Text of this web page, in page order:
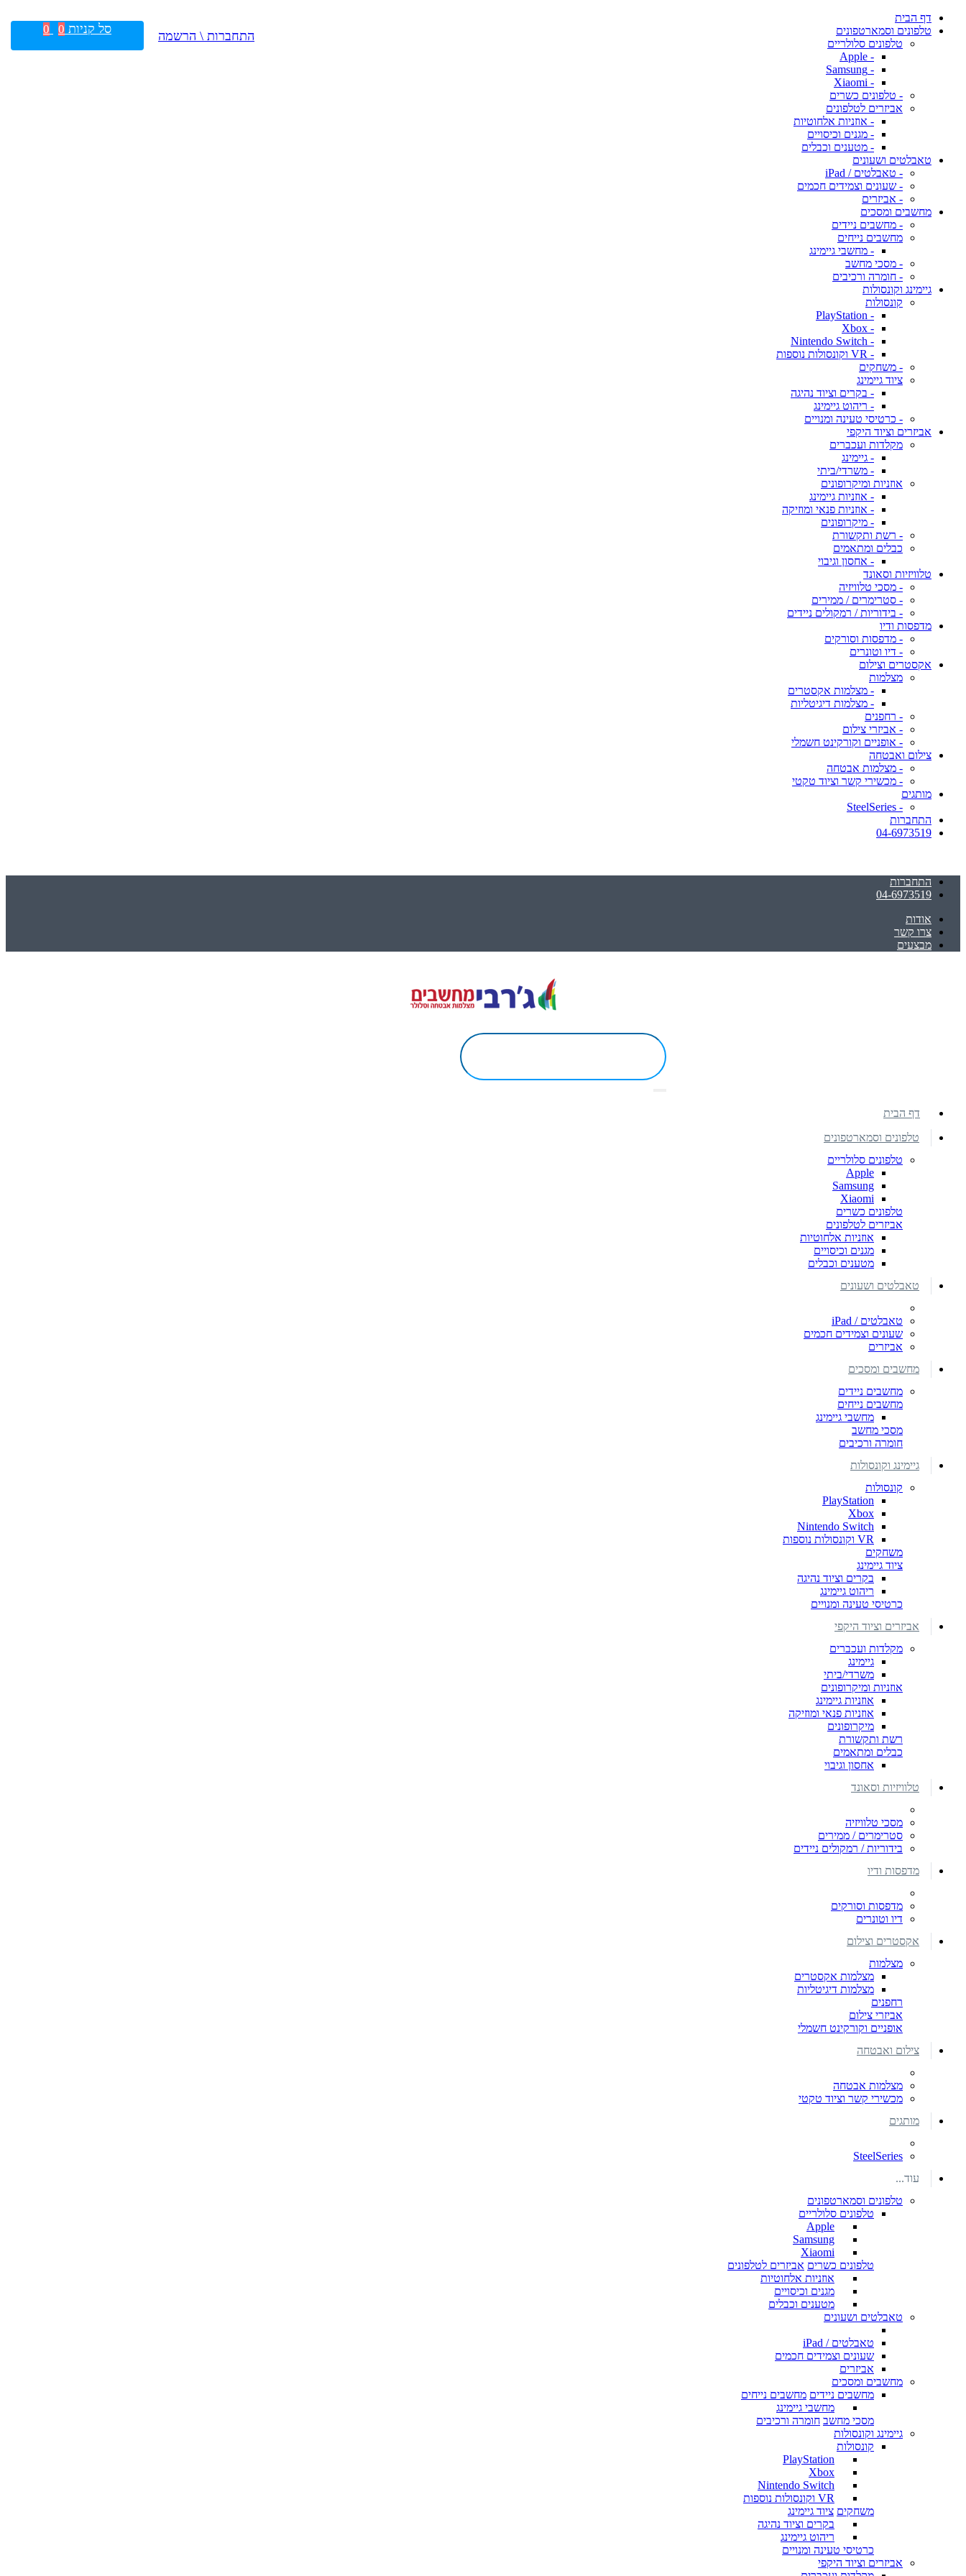
דף הבית
טלפונים וסמארטפונים
טלפונים סלולריים
- Apple
- Samsung
- Xiaomi
- טלפונים כשרים
אביזרים לטלפונים
- אוזניות אלחוטיות
- מגנים וכיסויים
- מטענים וכבלים
טאבלטים ושעונים
- טאבלטים / iPad
- שעונים וצמידים חכמים
- אביזרים
מחשבים ומסכים
- מחשבים ניידים
מחשבים נייחים
- מחשבי גיימינג
- מסכי מחשב
- חומרה ורכיבים
גיימינג וקונסולות
קונסולות
- PlayStation
- Xbox
- Nintendo Switch
- VR וקונסולות נוספות
- משחקים
ציוד גיימינג
- בקרים וציוד נהיגה
- ריהוט גיימינג
- כרטיסי טעינה ומנויים
אביזרים וציוד היקפי
מקלדות ועכברים
- גיימינג
- משרדי/ביתי
אוזניות ומיקרופונים
- אוזניות גיימינג
- אוזניות פנאי ומוזיקה
- מיקרופונים
- רשת ותקשורת
כבלים ומתאמים
- אחסון וגיבוי
טלוויזיות וסאונד
- מסכי טלוויזיה
- סטרימרים / ממירים
- בידוריות / רמקולים ניידים
מדפסות ודיו
- מדפסות וסורקים
- דיו וטונרים
אקסטרים וצילום
מצלמות
- מצלמות אקסטרים
- מצלמות דיגיטליות
- רחפנים
- אביזרי צילום
- אופניים וקורקינט חשמלי
צילום ואבטחה
- מצלמות אבטחה
- מכשירי קשר וציוד טקטי
מותגים
- SteelSeries
התחברות
04-6973519
התחברות
04-6973519
אודות
צרו קשר
מבצעים
התחברות \ הרשמה סל קניות 0
0
דף הבית
טלפונים וסמארטפונים
טלפונים סלולריים
Apple
Samsung
Xiaomi
טלפונים כשרים
אביזרים לטלפונים
אוזניות אלחוטיות
מגנים וכיסויים
מטענים וכבלים
טאבלטים ושעונים
טאבלטים / iPad
שעונים וצמידים חכמים
אביזרים
מחשבים ומסכים
מחשבים ניידים
מחשבים נייחים
מחשבי גיימינג
מסכי מחשב
חומרה ורכיבים
גיימינג וקונסולות
קונסולות
PlayStation
Xbox
Nintendo Switch
VR וקונסולות נוספות
משחקים
ציוד גיימינג
בקרים וציוד נהיגה
ריהוט גיימינג
כרטיסי טעינה ומנויים
אביזרים וציוד היקפי
מקלדות ועכברים
גיימינג
משרדי/ביתי
אוזניות ומיקרופונים
אוזניות גיימינג
אוזניות פנאי ומוזיקה
מיקרופונים
רשת ותקשורת
כבלים ומתאמים
אחסון וגיבוי
טלוויזיות וסאונד
מסכי טלוויזיה
סטרימרים / ממירים
בידוריות / רמקולים ניידים
מדפסות ודיו
מדפסות וסורקים
דיו וטונרים
אקסטרים וצילום
מצלמות
מצלמות אקסטרים
מצלמות דיגיטליות
רחפנים
אביזרי צילום
אופניים וקורקינט חשמלי
צילום ואבטחה
מצלמות אבטחה
מכשירי קשר וציוד טקטי
מותגים
SteelSeries
עוד...
טלפונים וסמארטפונים
טלפונים סלולריים
Apple
Samsung
Xiaomi
טלפונים כשרים אביזרים לטלפונים
אוזניות אלחוטיות
מגנים וכיסויים
מטענים וכבלים
טאבלטים ושעונים
טאבלטים / iPad
שעונים וצמידים חכמים
אביזרים
מחשבים ומסכים
מחשבים ניידים מחשבים נייחים
מחשבי גיימינג
מסכי מחשב חומרה ורכיבים
גיימינג וקונסולות
קונסולות
PlayStation
Xbox
Nintendo Switch
VR וקונסולות נוספות
משחקים ציוד גיימינג
בקרים וציוד נהיגה
ריהוט גיימינג
כרטיסי טעינה ומנויים
אביזרים וציוד היקפי